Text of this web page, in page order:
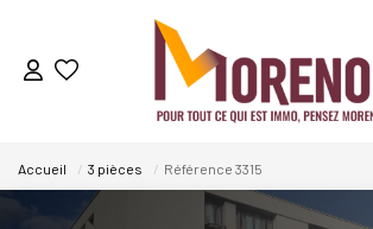
VENTES
LOCATIONS
Accueil 3 pièces Référence 3315